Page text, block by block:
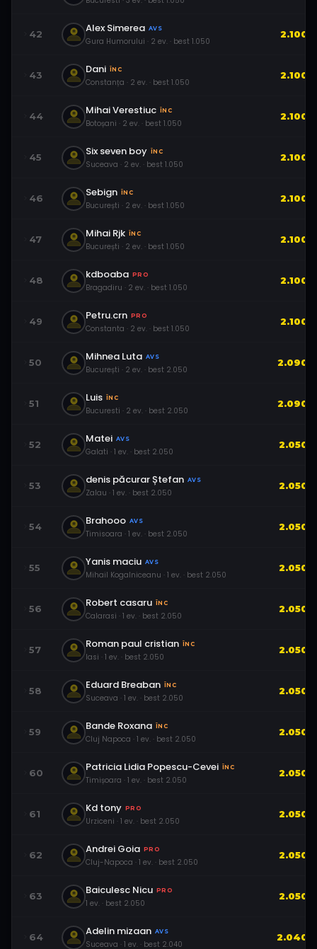
42 Alex Simerea AVS
Gura Humorului · 2 ev. · best 1.050
2.100
43 Dani ÎNC
Constanța · 2 ev. · best 1.050
2.100
44 Mihai Verestiuc ÎNC
Botoșani · 2 ev. · best 1.050
2.100
45 Six seven boy ÎNC
Suceava · 2 ev. · best 1.050
2.100
46 Sebign ÎNC
București · 2 ev. · best 1.050
2.100
47 Mihai Rjk ÎNC
București · 2 ev. · best 1.050
2.100
48 kdboaba PRO
Bragadiru · 2 ev. · best 1.050
2.100
49 Petru.crn PRO
Constanta · 2 ev. · best 1.050
2.100
50 Mihnea Luta AVS
București · 2 ev. · best 2.050
2.090
51 Luis ÎNC
Bucuresti · 2 ev. · best 2.050
2.090
52 Matei AVS
Galati · 1 ev. · best 2.050
2.050
53 denis păcurar Ștefan AVS
Zalau · 1 ev. · best 2.050
2.050
54 Brahooo AVS
Timisoara · 1 ev. · best 2.050
2.050
55 Yanis maciu AVS
Mihail Kogalniceanu · 1 ev. · best 2.050
2.050
56 Robert casaru ÎNC
Calarasi · 1 ev. · best 2.050
2.050
57 Roman paul cristian ÎNC
Iasi · 1 ev. · best 2.050
2.050
58 Eduard Breaban ÎNC
Suceava · 1 ev. · best 2.050
2.050
59 Bande Roxana ÎNC
Cluj Napoca · 1 ev. · best 2.050
2.050
60 Patricia Lidia Popescu-Cevei ÎNC
Timișoara · 1 ev. · best 2.050
2.050
61 Kd tony PRO
Urziceni · 1 ev. · best 2.050
2.050
62 Andrei Goia PRO
Cluj-Napoca · 1 ev. · best 2.050
2.050
63 Baiculesc Nicu PRO
1 ev. · best 2.050
2.050
64 Adelin mizaan AVS
Suceava · 1 ev. · best 2.040
2.040